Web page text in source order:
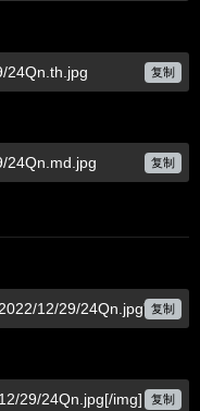
复制
复制
复制
复制